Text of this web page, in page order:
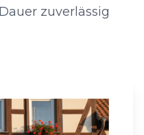
zuverlässig